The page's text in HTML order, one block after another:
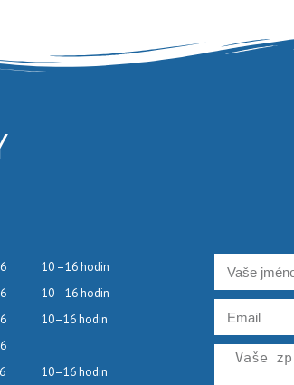
10 –16 hodin
10 –16 hodin
10–16 hodin
10–16 hodin